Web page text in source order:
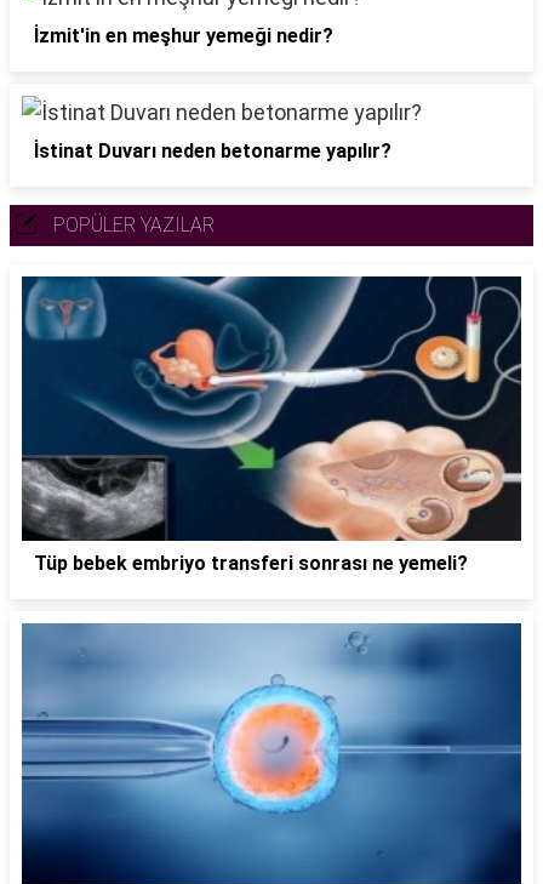
İzmit'in en meşhur yemeği nedir?
İstinat Duvarı neden betonarme yapılır?
POPÜLER YAZILAR
Tüp bebek embriyo transferi sonrası ne yemeli?